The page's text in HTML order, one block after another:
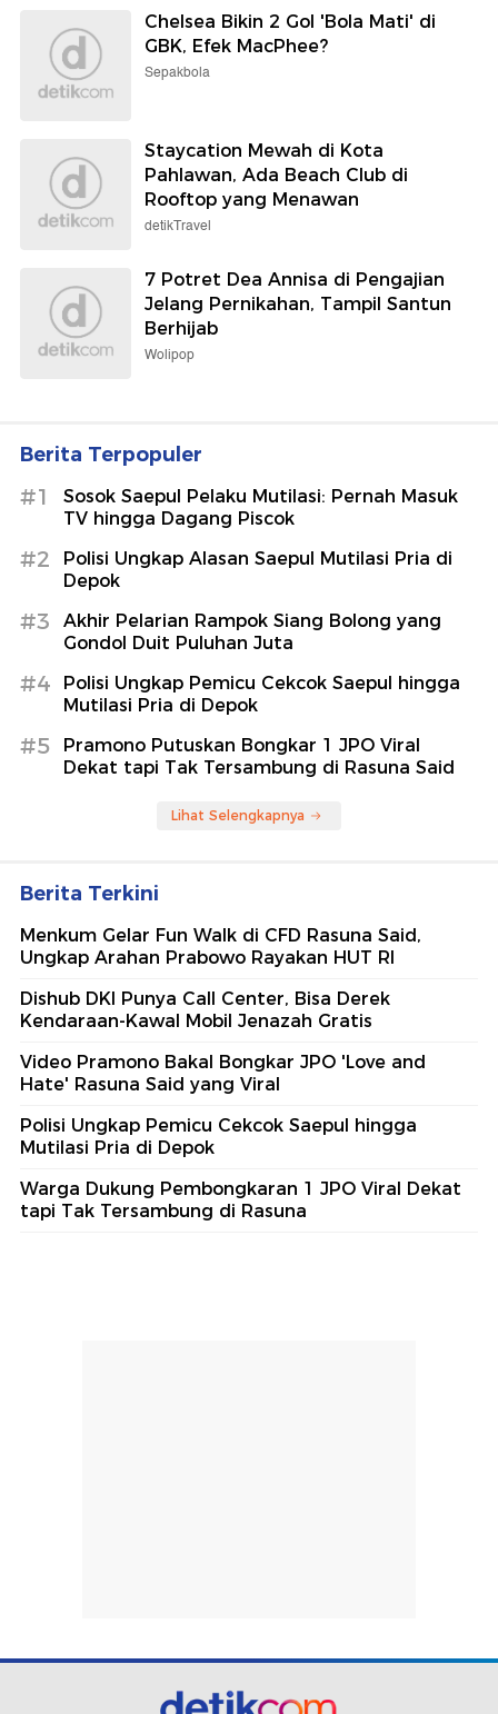
Chelsea Bikin 2 Gol 'Bola Mati' di
GBK, Efek MacPhee?
Sepakbola
Staycation Mewah di Kota
Pahlawan, Ada Beach Club di
Rooftop yang Menawan
detikTravel
7 Potret Dea Annisa di Pengajian
Jelang Pernikahan, Tampil Santun
Berhijab
Wolipop
Berita Terpopuler
#1
Sosok Saepul Pelaku Mutilasi: Pernah Masuk
TV hingga Dagang Piscok
#2
Polisi Ungkap Alasan Saepul Mutilasi Pria di
Depok
#3
Akhir Pelarian Rampok Siang Bolong yang
Gondol Duit Puluhan Juta
#4
Polisi Ungkap Pemicu Cekcok Saepul hingga
Mutilasi Pria di Depok
#5
Pramono Putuskan Bongkar 1 JPO Viral
Dekat tapi Tak Tersambung di Rasuna Said
Lihat Selengkapnya
Berita Terkini
Menkum Gelar Fun Walk di CFD Rasuna Said,
Ungkap Arahan Prabowo Rayakan HUT RI
Dishub DKI Punya Call Center, Bisa Derek
Kendaraan-Kawal Mobil Jenazah Gratis
Video Pramono Bakal Bongkar JPO 'Love and
Hate' Rasuna Said yang Viral
Polisi Ungkap Pemicu Cekcok Saepul hingga
Mutilasi Pria di Depok
Warga Dukung Pembongkaran 1 JPO Viral Dekat
tapi Tak Tersambung di Rasuna